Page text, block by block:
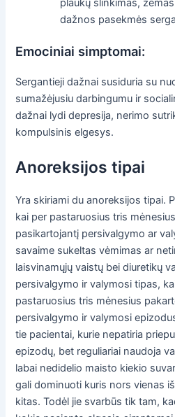
plaukų slinkimas,
dažnos pasekmės
Emociniai simptomai:
Sergantieji dažnai susiduria su
sumažėjusiu darbingumu ir
dažnai lydi depresija, nerimo
kompulsinis elgesys.
Anoreksijos tipai
Yra skiriami du anoreksijos tipai.
kai per pastaruosius tris
pasikartojantį persivalgymo ar
savaime sukeltas vėmimas ar
laisvinamųjų vaistų bei diuretikų
persivalgymo ir valymosi tipas,
pastaruosius tris mėnesius
persivalgymo ir valymosi
tie pacientai, kurie nepatiria
epizodų, bet reguliariai naudoja
labai nedidelio maisto kiekio
gali dominuoti kuris nors vienas
kitas. Todėl jie svarbūs tik tam,